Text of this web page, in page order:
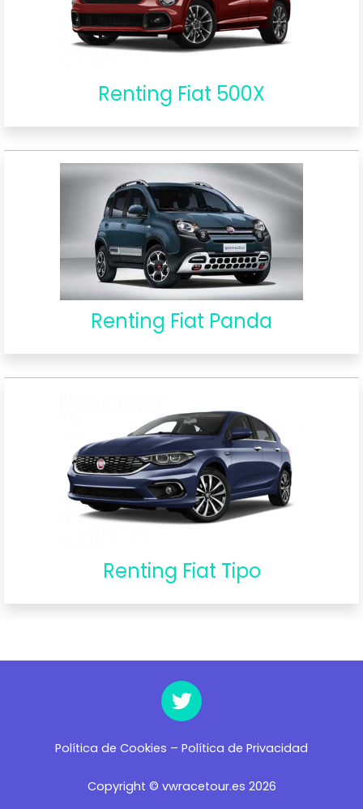
Renting Fiat 500X
Renting Fiat Panda
Renting Fiat Tipo
Política de Cookies – Política de Privacidad
Copyright © vwracetour.es 2026